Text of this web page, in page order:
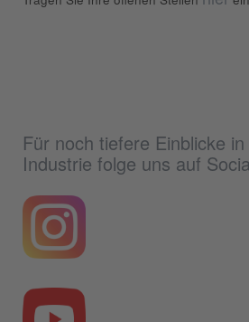
Für noch tiefere Einblicke
Industrie folge uns auf